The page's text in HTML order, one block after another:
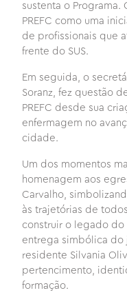
sustenta o Programa.
PREFC como uma
de profissionais que
frente do SUS.
Em seguida, o
Soranz, fez questão
PREFC desde sua
enfermagem no
cidade.
Um dos momentos
homenagem aos
Carvalho,
às trajetórias de
construir o legado do
entrega simbólica do
residente Silvania
pertencimento,
formação.